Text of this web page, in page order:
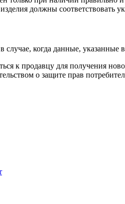
должны соответствовать
когда данные,
к продавцу для получения
о защите прав